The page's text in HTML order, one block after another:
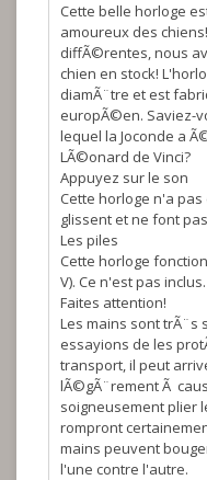
Cette belle horloge
amoureux des
diffÃ©rentes, nous
chien en stock!
diamÃ¨tre et est
europÃ©en. Saviez-
lequel la Joconde a
LÃ©onard de Vinci?
Appuyez sur le son
Cette horloge n'a pas
glissent et ne font
Les piles
Cette horloge
V). Ce n'est pas inclus.
Faites attention!
Les mains sont trÃ¨s
essayions de les
transport, il peut
lÃ©gÃ¨rement Ã
soigneusement plier
rompront
mains peuvent
l'une contre l'autre.